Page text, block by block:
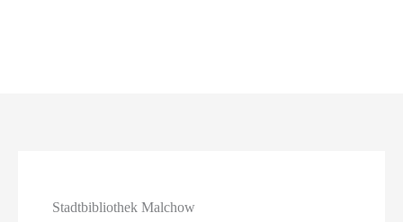
Stadtbibliothek Malchow